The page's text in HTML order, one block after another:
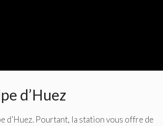
d’Huez
d’Huez. Pourtant, la station vous offre de